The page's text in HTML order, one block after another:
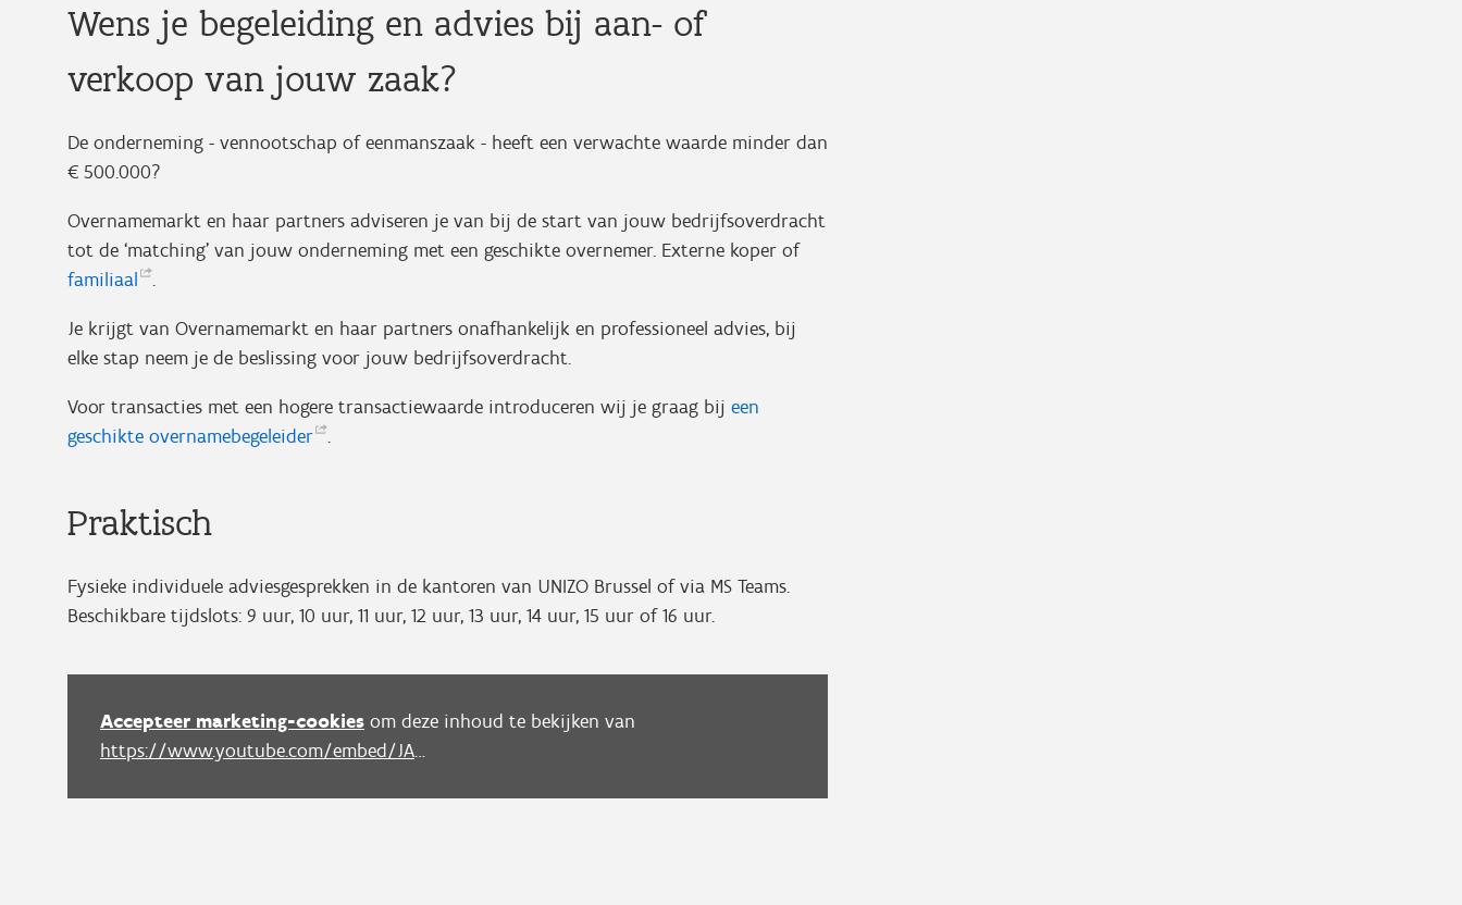
Wens je begeleiding en advies bij aan- of
verkoop van jouw zaak?
De onderneming - vennootschap of eenmanszaak - heeft een verwachte waarde minder dan
€ 500.000?
Overnamemarkt en haar partners adviseren je van bij de start van jouw bedrijfsoverdracht
tot de ‘matching’ van jouw onderneming met een geschikte overnemer. Externe koper of
familiaal
.
Je krijgt van Overnamemarkt en haar partners onafhankelijk en professioneel advies, bij
elke stap neem je de beslissing voor jouw bedrijfsoverdracht.
Voor transacties met een hogere transactiewaarde introduceren wij je graag bij een
geschikte overnamebegeleider .
Praktisch
Fysieke individuele adviesgesprekken in de kantoren van UNIZO Brussel of via MS Teams.
Beschikbare tijdslots: 9 uur, 10 uur, 11 uur, 12 uur, 13 uur, 14 uur, 15 uur of 16 uur.
Accepteer marketing-cookies om deze inhoud te bekijken van
https://www.youtube.com/embed/JAyE6knbMAY?autoplay=0&start=0&rel=0